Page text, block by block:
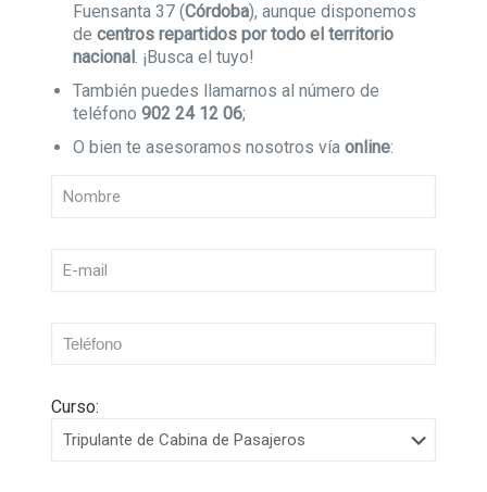
Fuensanta 37 (Córdoba), aunque disponemos
de centros repartidos por todo el territorio
nacional. ¡Busca el tuyo!
También puedes llamarnos al número de
teléfono 902 24 12 06;
O bien te asesoramos nosotros vía online:
Curso: